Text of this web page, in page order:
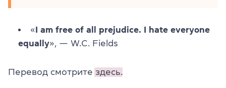
«I am free of all prejudice. I hate everyone
equally», — W.C. Fields
Перевод смотрите здесь.